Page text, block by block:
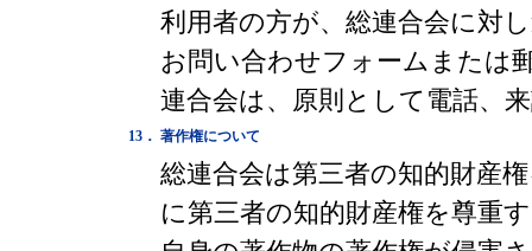
利用者の方が、総連合会に対
お問い合わせフォームまたは
連合会は、原則として電話、
13． 著作権について
総連合会は第三者の知的財産
に第三者の知的財産権を尊重